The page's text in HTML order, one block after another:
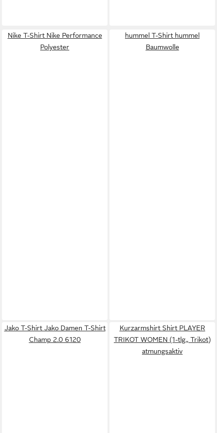
Nike T-Shirt Nike Performance
Polyester
hummel T-Shirt hummel
Baumwolle
Jako T-Shirt Jako Damen T-Shirt
Champ 2.0 6120
Kurzarmshirt Shirt PLAYER
TRIKOT WOMEN (1-tlg., Trikot)
atmungsaktiv